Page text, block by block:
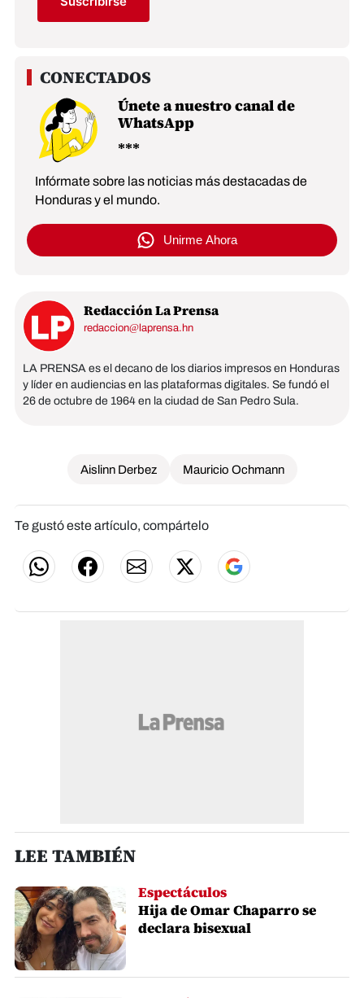
Únete a nuestro canal de
WhatsApp
Infórmate sobre las noticias más destacadas de
Honduras y el mundo.
Unirme Ahora
Redacción La Prensa
redaccion@laprensa.hn
LA PRENSA es el decano de los diarios impresos en Honduras
y líder en audiencias en las plataformas digitales. Se fundó el
26 de octubre de 1964 en la ciudad de San Pedro Sula.
Aislinn Derbez Mauricio Ochmann
Te gustó este artículo, compártelo
LEE TAMBIÉN
Espectáculos
Hija de Omar Chaparro se
declara bisexual